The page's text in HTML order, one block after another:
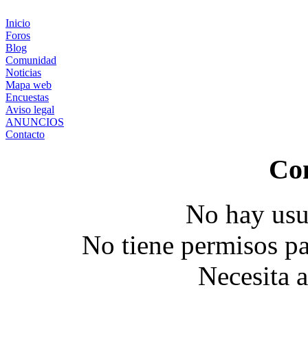
Inicio
Foros
Blog
Comunidad
Noticias
Mapa web
Encuestas
Aviso legal
ANUNCIOS
Contacto
No hay
No tiene permisos
Necesita